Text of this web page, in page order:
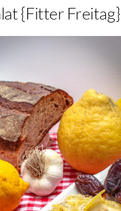
{Fitter Freitag}